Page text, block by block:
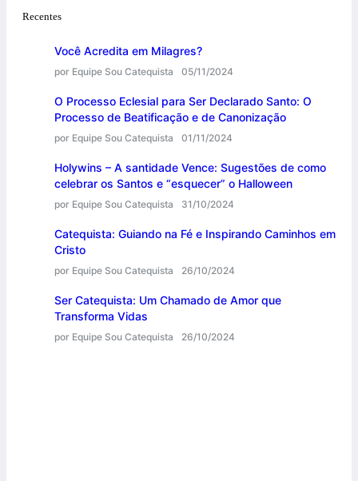
Recentes
Você Acredita em Milagres?
por Equipe Sou Catequista 05/11/2024
O Processo Eclesial para Ser Declarado Santo: O
Processo de Beatificação e de Canonização
por Equipe Sou Catequista 01/11/2024
Holywins – A santidade Vence: Sugestões de como
celebrar os Santos e “esquecer” o Halloween
por Equipe Sou Catequista 31/10/2024
Catequista: Guiando na Fé e Inspirando Caminhos em
Cristo
por Equipe Sou Catequista 26/10/2024
Ser Catequista: Um Chamado de Amor que
Transforma Vidas
por Equipe Sou Catequista 26/10/2024